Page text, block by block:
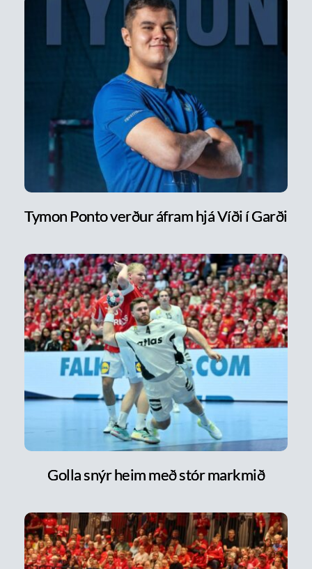
Tymon Ponto verður áfram hjá Víði í Garði
Golla snýr heim með stór markmið